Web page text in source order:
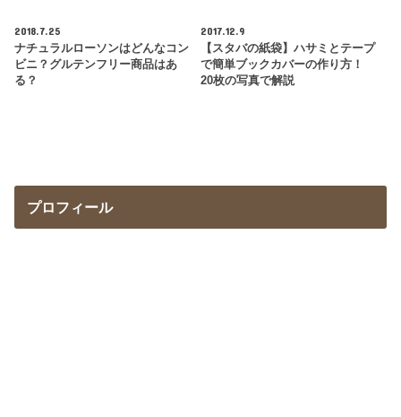
2018.7.25
ナチュラルローソンはどんなコン
ビニ？グルテンフリー商品はあ
る？
2017.12.9
【スタバの紙袋】ハサミとテープ
で簡単ブックカバーの作り方！
20枚の写真で解説
プロフィール